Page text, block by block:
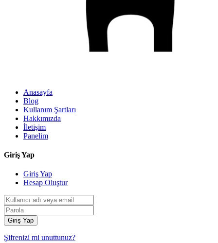
Anasayfa
Blog
Kullanım Şartları
Hakkımızda
İletişim
Panelim
Giriş Yap
Giriş Yap
Hesap Oluştur
Giriş Yap
Şifrenizi mi unuttunuz?